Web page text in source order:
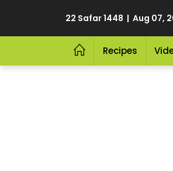
22 Safar 1448 | Aug 07,
Recipes